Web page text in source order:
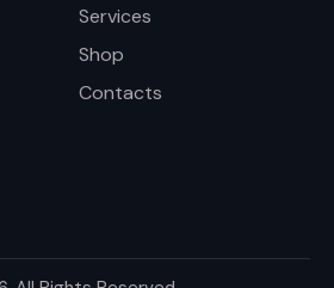
Services
Shop
Contacts